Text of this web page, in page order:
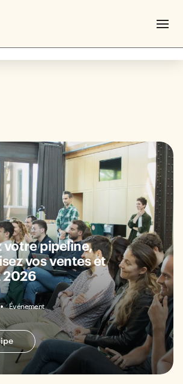
votre pipeline,
vos ventes et
2026
Événement